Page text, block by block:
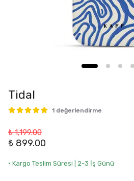
Tidal
1 değerlendirme
₺ 1,199.00
₺ 899.00
• Kargo Teslim Süresi | 2-3 İş Günü